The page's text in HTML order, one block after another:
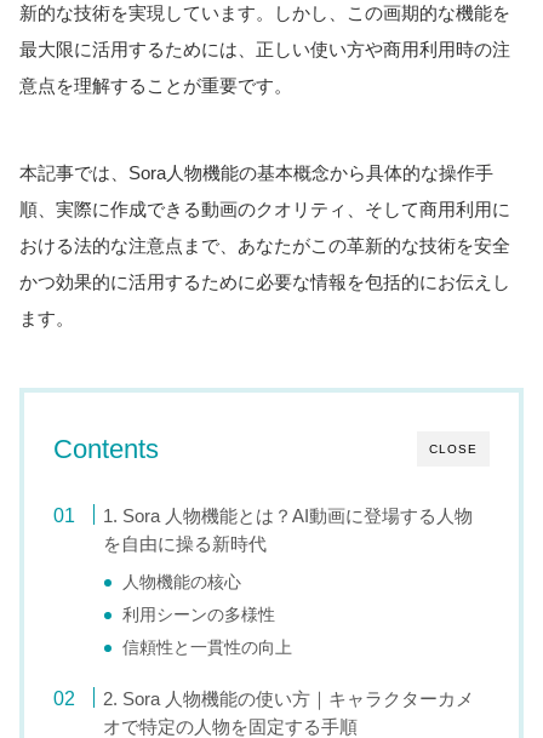
新的な技術を実現しています。しかし、この画期的な機能を
最大限に活用するためには、正しい使い方や商用利用時の注
意点を理解することが重要です。
本記事では、Sora人物機能の基本概念から具体的な操作手
順、実際に作成できる動画のクオリティ、そして商用利用に
おける法的な注意点まで、あなたがこの革新的な技術を安全
かつ効果的に活用するために必要な情報を包括的にお伝えし
ます。
CLOSE
Contents
1. Sora 人物機能とは？AI動画に登場する人物
を自由に操る新時代
人物機能の核心
利用シーンの多様性
信頼性と一貫性の向上
2. Sora 人物機能の使い方｜キャラクターカメ
オで特定の人物を固定する手順